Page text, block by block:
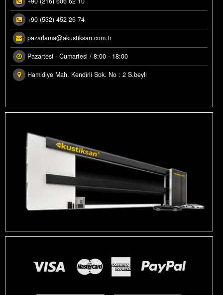
Ürün Fiyatları
Fiyatlandırma
Siparişler Hakkında
MALZEMELERI
PROJE REFERANSLAR
RESIMLERI
RENKLENDIRME
GÖRSELLERI
+90 (532) 452 26 74
pazarlama@akustiksan.com.tr
Pazartesi - Cumartesi / 8:00 - 18:00
Hamidiye Mah. Kendirli Sok. No : 2 S.beyli